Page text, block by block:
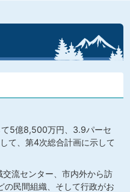
5億8,500万円、3.9パーセ
て、第4次総合計画に示して
流センター、市内外から訪
の民間組織、そして行政がお